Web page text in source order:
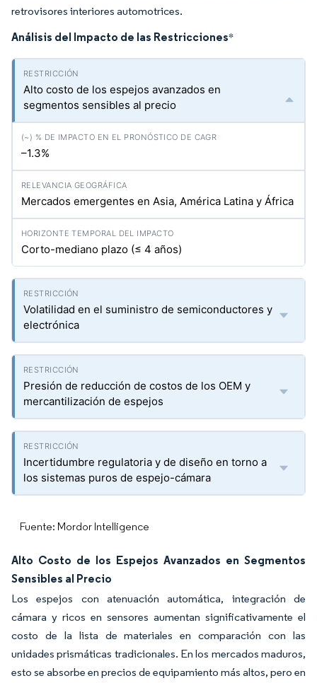
retrovisores interiores automotrices.
Análisis del Impacto de las Restricciones*
Alto costo de los espejos avanzados en
segmentos sensibles al precio
–1.3%
Mercados emergentes en Asia, América Latina y África
Corto-mediano plazo (≤ 4 años)
Volatilidad en el suministro de semiconductores y
electrónica
Presión de reducción de costos de los OEM y
mercantilización de espejos
Incertidumbre regulatoria y de diseño en torno a
los sistemas puros de espejo-cámara
Fuente: Mordor Intelligence
Alto Costo de los Espejos Avanzados en Segmentos
Sensibles al Precio
Los espejos con atenuación automática, integración de
cámara y ricos en sensores aumentan significativamente el
costo de la lista de materiales en comparación con las
unidades prismáticas tradicionales. En los mercados maduros,
esto se absorbe en precios de equipamiento más altos, pero en